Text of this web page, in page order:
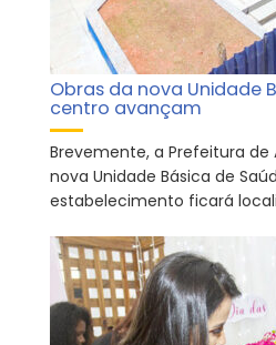
Obras da nova Unidade
centro avançam
Brevemente, a Prefeitura de
nova Unidade Básica de
estabelecimento ficará